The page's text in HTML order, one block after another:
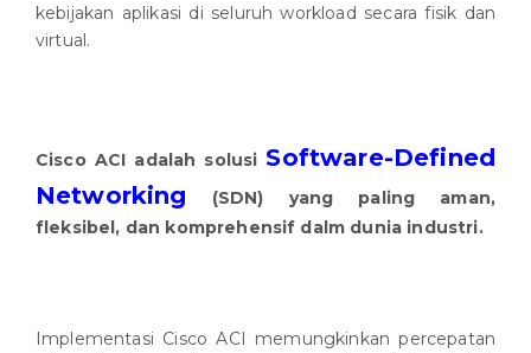
kebijakan aplikasi di seluruh workload secara fisik dan
virtual.
Cisco ACI adalah solusiSoftware-Defined
Networking (SDN) yang paling aman,
fleksibel, dan komprehensif dalm dunia industri.
Implementasi Cisco ACI memungkinkan percepatan